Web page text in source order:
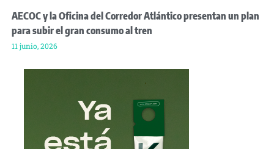
AECOC y la Oficina del Corredor Atlántico presentan un plan
para subir el gran consumo al tren
11 junio, 2026